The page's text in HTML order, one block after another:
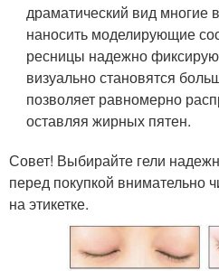
драматический вид многие
наносить моделирующие
ресницы надежно
визуально становятся
позволяет равномерно
оставляя жирных пятен.
Совет! Выбирайте гели
перед покупкой внимательно
на этикетке.